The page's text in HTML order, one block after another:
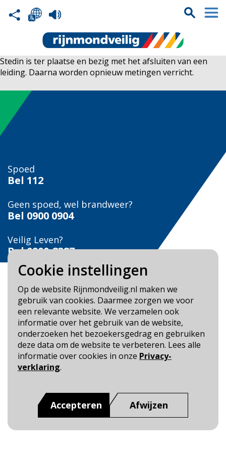
Cookie instellingen
Op de website Rijnmondveilig.nl maken we
gebruik van cookies. Daarmee zorgen we voor
een relevante website. We verzamelen ook
informatie over het gebruik van de website,
onderzoeken het bezoekersgedrag en gebruiken
deze data om de website te verbeteren. Lees alle
informatie over cookies in onze Privacy-
verklaring.
Accepteren Afwijzen
Stedin is ter plaatse en bezig met het afsluiten van een
leiding. Daarna worden opnieuw metingen verricht.
Spoed
Bel 112
Geen spoed, wel brandweer?
Bel 0900 0904
Veilig Leven?
Bel 0900-8387
Blijf op de hoogte
Cookie- en Privacybeleid
Toegankelijkheid